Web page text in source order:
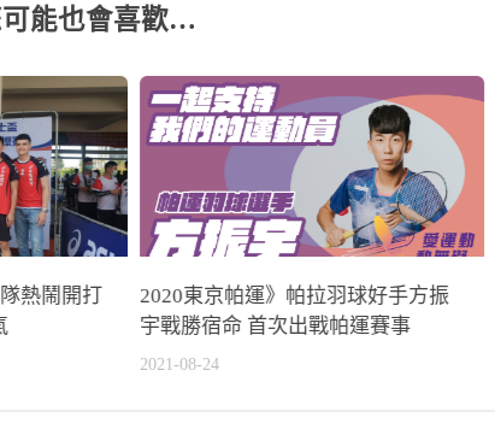
能也會喜歡…
2020東京帕運》帕拉羽球好手方振
宇戰勝宿命 首次出戰帕運賽事
2021-08-24
熱鬧開打